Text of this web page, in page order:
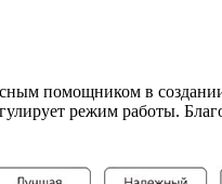
помощником в
режим работы.